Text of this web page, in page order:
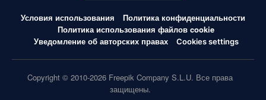
Условия использования
Политика конфиденциальности
Политика использования файлов cookie
Уведомление об авторских правах
Cookies settings
Copyright © 2010-2026 Freepik Company S.L.U. Все права
защищены.